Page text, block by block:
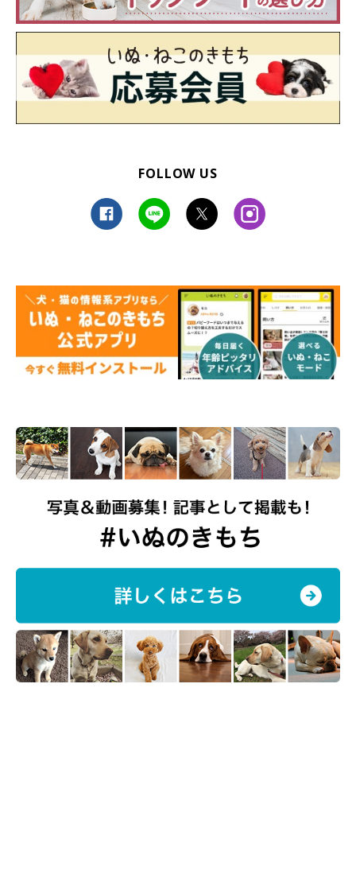
FOLLOW US